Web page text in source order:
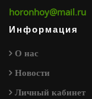
horonhoy@mail.ru
Информация
О нас
Новости
Личный кабинет